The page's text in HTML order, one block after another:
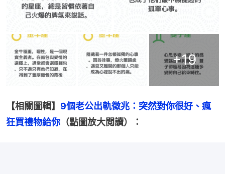
+19
【相關圖輯】 9個老公出軌徵兆：突然對你很好、瘋
狂買禮物給你 （點圖放大閲讀）：